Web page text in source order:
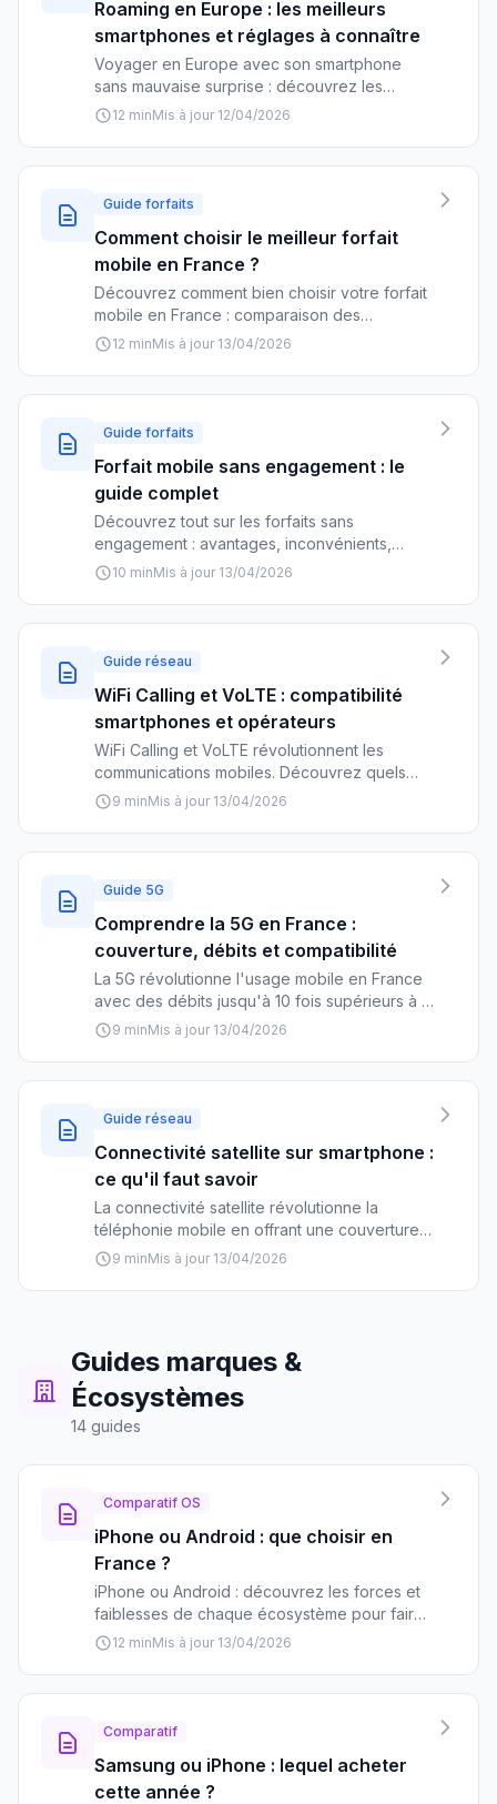
Roaming en Europe : les meilleurs
smartphones et réglages à connaître
Voyager en Europe avec son smartphone
sans mauvaise surprise : découvrez les
forfaits roaming, les réglages essentiels et les
partout en UE.
12 minMis à jour 12/04/2026
Guide forfaits
Comment choisir le meilleur forfait
mobile en France ?
Découvrez comment bien choisir votre forfait
mobile en France : comparaison des
opérateurs, couverture réseau, prix et pièges
besoins.
12 minMis à jour 13/04/2026
Guide forfaits
Forfait mobile sans engagement : le
guide complet
Découvrez tout sur les forfaits sans
engagement : avantages, inconvénients,
meilleurs opérateurs et conseils pour choisir
budget.
10 minMis à jour 13/04/2026
Guide réseau
WiFi Calling et VoLTE : compatibilité
smartphones et opérateurs
WiFi Calling et VoLTE révolutionnent les
communications mobiles. Découvrez quels
smartphones et opérateurs supportent ces
9 minMis à jour 13/04/2026
Guide 5G
Comprendre la 5G en France :
couverture, débits et compatibilité
La 5G révolutionne l'usage mobile en France
avec des débits jusqu'à 10 fois supérieurs à la
4G. Découvrez la couverture par opérateur,
compatibles pour faire le bon choix.
9 minMis à jour 13/04/2026
Guide réseau
Connectivité satellite sur smartphone :
ce qu'il faut savoir
La connectivité satellite révolutionne la
téléphonie mobile en offrant une couverture
réseau même dans les zones les plus isolées.
cette technologie émergente.
9 minMis à jour 13/04/2026
Guides marques &
Écosystèmes
14 guides
Comparatif OS
iPhone ou Android : que choisir en
France ?
iPhone ou Android : découvrez les forces et
faiblesses de chaque écosystème pour faire
le bon choix selon vos besoins, budget et
12 minMis à jour 13/04/2026
Comparatif
Samsung ou iPhone : lequel acheter
cette année ?